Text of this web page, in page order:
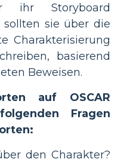
ihr Storyboard
sie über die
Charakterisierung
basierend
Beweisen.
auf OSCAR
Fragen
den Charakter?